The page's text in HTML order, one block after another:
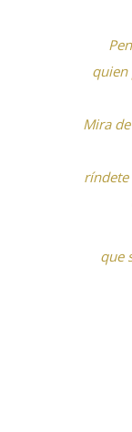
quien
Mira
ríndete
que